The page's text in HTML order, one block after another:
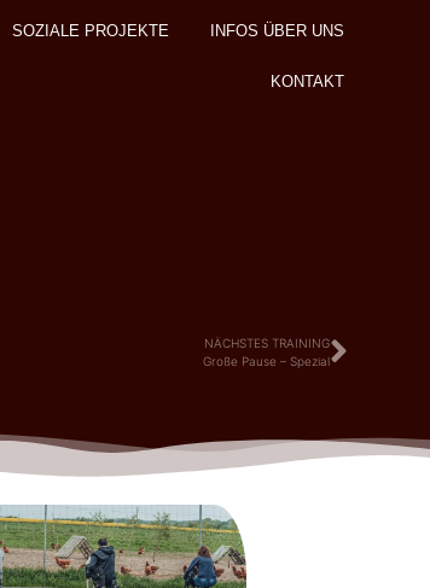
SOZIALE PROJEKTE INFOS ÜBER UNS
KONTAKT
NÄCHSTES TRAINING
Große Pause – Spezial